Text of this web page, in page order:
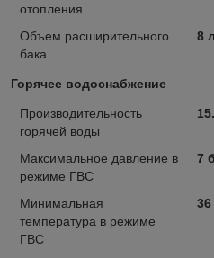
отопления
Объем расширительного
бака
8 л
Горячее водоснабжение
Производительность
горячей воды
Максимальное давление в
режиме ГВС
7
Минимальная
температура в режиме
ГВС
36